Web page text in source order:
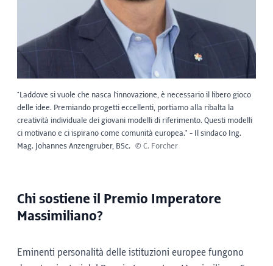
"Laddove si vuole che nasca l'innovazione, è necessario il libero gioco
delle idee. Premiando progetti eccellenti, portiamo alla ribalta la
creatività individuale dei giovani modelli di riferimento. Questi modelli
ci motivano e ci ispirano come comunità europea." - Il sindaco Ing.
Mag. Johannes Anzengruber, BSc. © C. Forcher
Chi sostiene il Premio Imperatore
Massimiliano?
Eminenti personalità delle istituzioni europee fungono